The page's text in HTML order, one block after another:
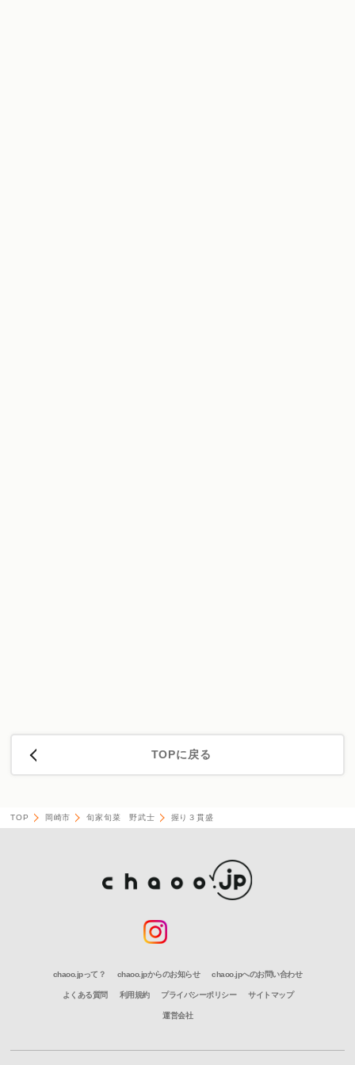
TOPに戻る
TOP 岡崎市 旬家旬菜 野武士 握り３貫盛
chaoo.jpって？ chaoo.jpからのお知らせ chaoo.jpへのお問い合わせ
よくある質問 利用規約 プライバシーポリシー サイトマップ
運営会社